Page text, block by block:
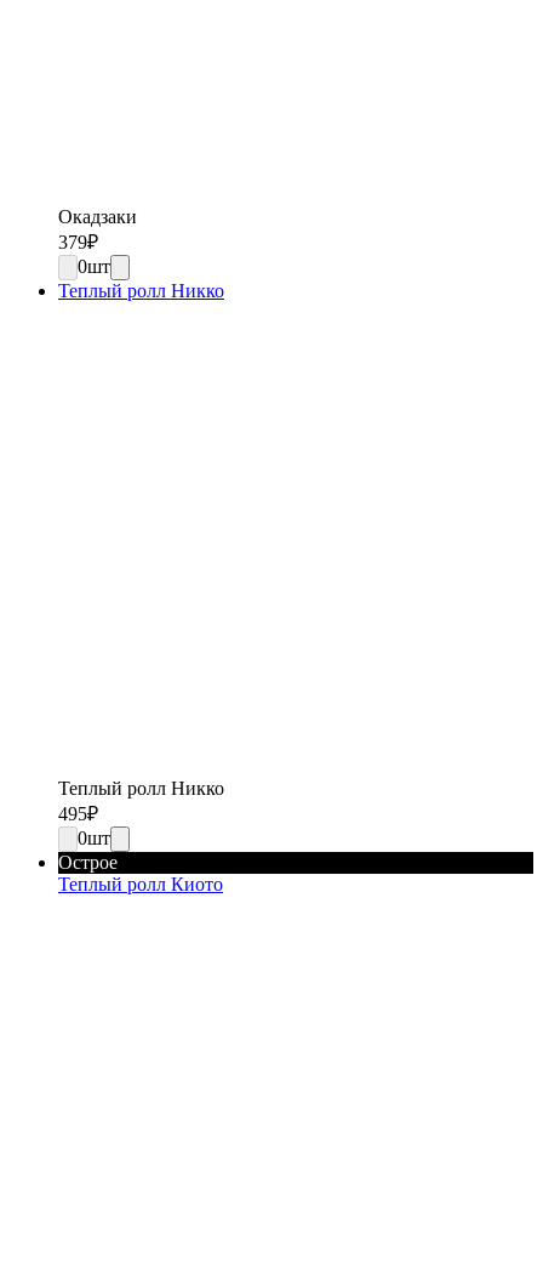
Окадзаки
379₽
0шт
Теплый ролл Никко
Теплый ролл Никко
495₽
0шт
Острое
Теплый ролл Киото